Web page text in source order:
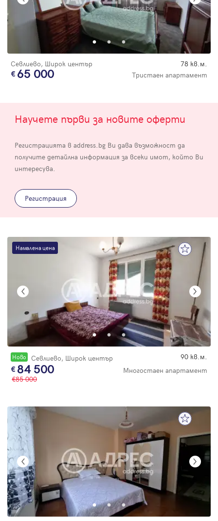
Севлиево, Широк център 78 кв.м.
65 000 Тристаен апартамент
Научете първи за новите оферти
Регистрацията в address.bg Ви дава възможност да
получите детайлна информация за всеки имот, който Ви
интересува.
Регистрация
Намалена цена
Новo Севлиево, Широк център 90 кв.м.
84 500
Многостаен апартамент
85 000